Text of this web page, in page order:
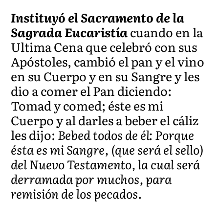
Instituyó el Sacramento de la
Sagrada Eucaristíacuando en la
Ultima Cena que celebró con sus
Apóstoles, cambió el pan y el vino
en su Cuerpo y en su Sangre y les
dio a comer el Pan diciendo:
Tomad y comed; éste es mi
Cuerpo y al darles a beber el cáliz
les dijo: Bebed todos de él: Porque
ésta es mi Sangre, (que será el sello)
del Nuevo Testamento, la cual será
derramada por muchos, para
remisión de los pecados.